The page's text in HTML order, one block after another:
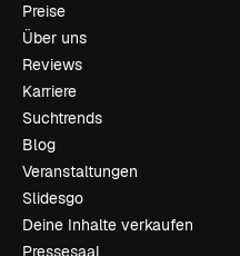
Preise
Über uns
Reviews
Karriere
Suchtrends
Blog
Veranstaltungen
Slidesgo
Deine Inhalte verkaufen
Pressesaal